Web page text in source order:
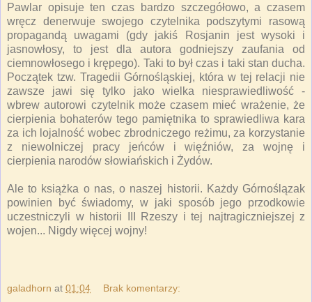
Pawlar opisuje ten czas bardzo szczegółowo, a czasem
wręcz denerwuje swojego czytelnika podszytymi rasową
propagandą uwagami (gdy jakiś Rosjanin jest wysoki i
jasnowłosy, to jest dla autora godniejszy zaufania od
ciemnowłosego i krępego). Taki to był czas i taki stan ducha.
Początek tzw. Tragedii Górnośląskiej, która w tej relacji nie
zawsze jawi się tylko jako wielka niesprawiedliwość -
wbrew autorowi czytelnik może czasem mieć wrażenie, że
cierpienia bohaterów tego pamiętnika to sprawiedliwa kara
za ich lojalność wobec zbrodniczego reżimu, za korzystanie
z niewolniczej pracy jeńców i więźniów, za wojnę i
cierpienia narodów słowiańskich i Żydów.
Ale to książka o nas, o naszej historii. Każdy Górnoślązak
powinien być świadomy, w jaki sposób jego przodkowie
uczestniczyli w historii III Rzeszy i tej najtragiczniejszej z
wojen... Nigdy więcej wojny!
galadhorn at 01:04 Brak komentarzy: